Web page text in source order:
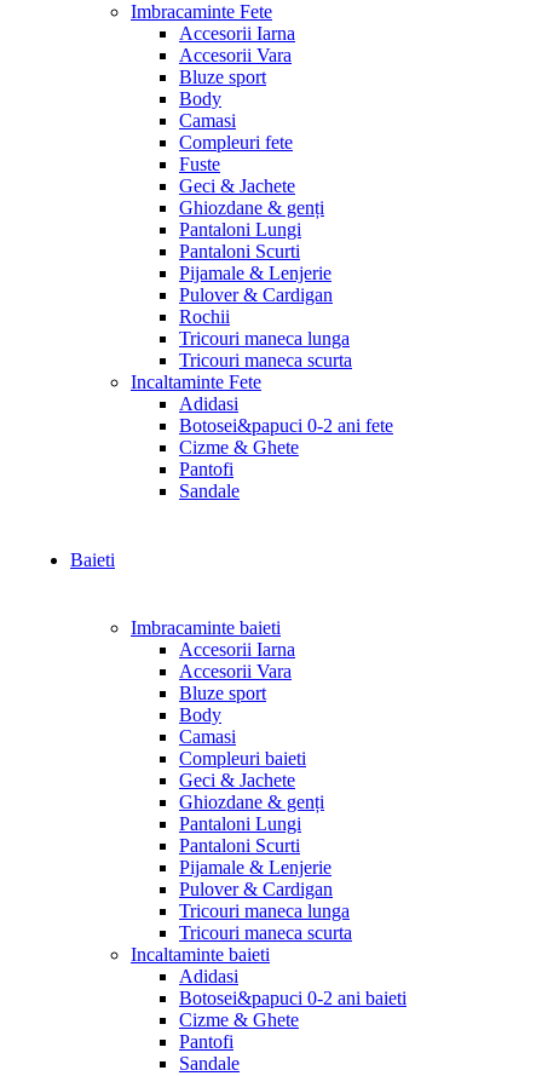
Imbracaminte Fete
Accesorii Iarna
Accesorii Vara
Bluze sport
Body
Camasi
Compleuri fete
Fuste
Geci & Jachete
Ghiozdane & genți
Pantaloni Lungi
Pantaloni Scurti
Pijamale & Lenjerie
Pulover & Cardigan
Rochii
Tricouri maneca lunga
Tricouri maneca scurta
Incaltaminte Fete
Adidasi
Botosei&papuci 0-2 ani fete
Cizme & Ghete
Pantofi
Sandale
Baieti
Imbracaminte baieti
Accesorii Iarna
Accesorii Vara
Bluze sport
Body
Camasi
Compleuri baieti
Geci & Jachete
Ghiozdane & genți
Pantaloni Lungi
Pantaloni Scurti
Pijamale & Lenjerie
Pulover & Cardigan
Tricouri maneca lunga
Tricouri maneca scurta
Incaltaminte baieti
Adidasi
Botosei&papuci 0-2 ani baieti
Cizme & Ghete
Pantofi
Sandale